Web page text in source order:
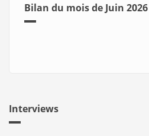
Bilan du mois de Juin 2026
Interviews